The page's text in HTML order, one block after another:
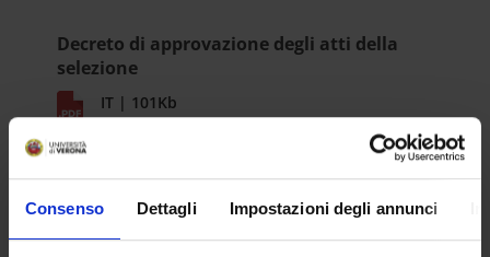
Consenso Dettagli Impostazioni degli annunci
Decreto di approvazione degli atti della
selezione
IT | 101Kb